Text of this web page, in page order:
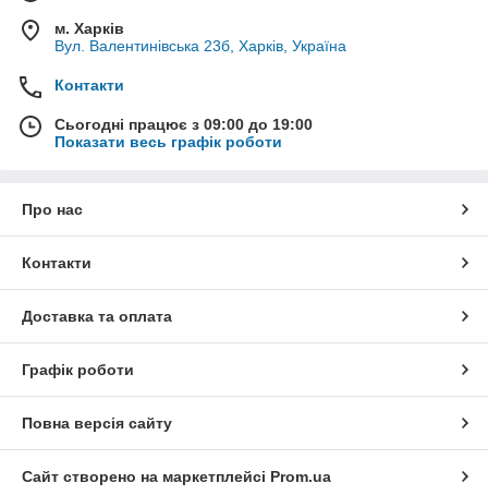
м. Харків
Вул. Валентинівська 23б, Харків, Україна
Контакти
Сьогодні працює з 09:00 до 19:00
Показати весь графік роботи
Про нас
Контакти
Доставка та оплата
Графік роботи
Повна версія сайту
Сайт створено на маркетплейсі Prom.ua